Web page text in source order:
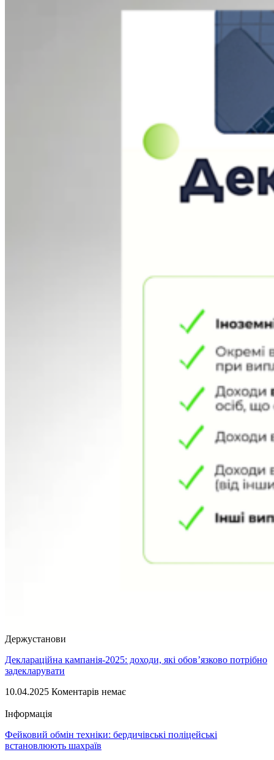
Держустанови
Деклараційна кампанія-2025: доходи, які обов’язково потрібно
задекларувати
10.04.2025 Коментарів немає
Інформація
Фейковий обмін техніки: бердичівські поліцейські
встановлюють шахраїв